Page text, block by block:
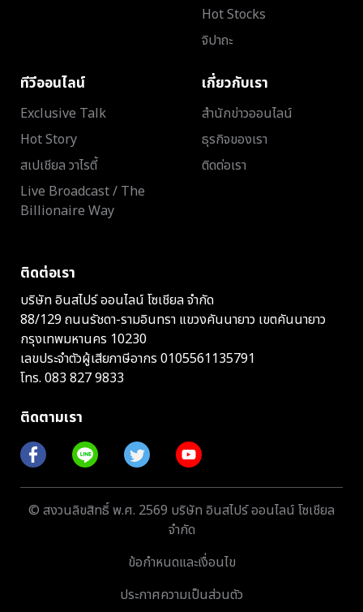
Hot Stocks
จิปาถะ
ทีวีออนไลน์
Exclusive Talk
Hot Story
สเปเชียล วาไรตี้
Live Broadcast / The
Billionaire Way
เกี่ยวกับเรา
สำนักข่าวออนไลน์
ธุรกิจของเรา
ติดต่อเรา
ติดต่อเรา
บริษัท อินสไปร์ ออนไลน์ โซเชียล จำกัด
88/129 ถนนรัชดา-รามอินทรา แขวงคันนายาว เขตคันนายาว
กรุงเทพมหานคร 10230
เลขประจำตัวผู้เสียภาษีอากร 0105561135791
โทร. 083 827 9833
ติดตามเรา
© สงวนลิขสิทธิ์ พ.ศ. 2569 บริษัท อินสไปร์ ออนไลน์ โซเชียล
จำกัด
ข้อกำหนดและเงื่อนไข
ประกาศความเป็นส่วนตัว